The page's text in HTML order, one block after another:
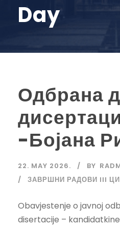
Day
Одбрана
-Бојана
22. MAY 2026. BY
ЗАВРШНИ РАДОВИ III
Obavjestenje o javnoj
disertacije –